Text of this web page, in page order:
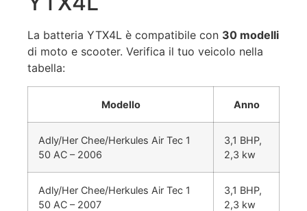
La batteria YTX4L è compatibile con 30 modelli
di moto e scooter. Verifica il tuo veicolo nella
tabella:
Modello Anno
Adly/Her Chee/Herkules Air Tec 1
50 AC – 2006
3,1 BHP,
2,3 kw
Adly/Her Chee/Herkules Air Tec 1
50 AC – 2007
3,1 BHP,
2,3 kw